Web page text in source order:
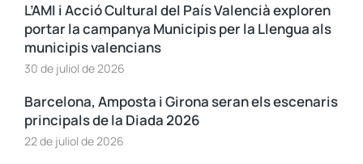
L’AMI i Acció Cultural del País Valencià exploren
portar la campanya Municipis per la Llengua als
municipis valencians
30 de juliol de 2026
Barcelona, Amposta i Girona seran els escenaris
principals de la Diada 2026
22 de juliol de 2026